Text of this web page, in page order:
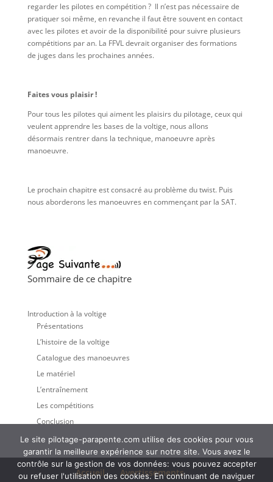
regarder les pilotes en compétition ? Il n’est pas nécessaire de
pratiquer soi même, en revanche il faut être souvent en contact
avec les pilotes et avoir de la disponibilité pour suivre plusieurs
compétitions par an. La FFVL devrait organiser des formations
de juges dans les prochaines années.
Faites vous plaisir !
Pour tous les pilotes qui aiment les plaisirs du pilotage, ceux qui
veulent apprendre les bases de la voltige, nous allons
désormais rentrer dans la technique, manoeuvre après
manoeuvre.
Le prochain chapitre est consacré au problème du twist. Puis
nous aborderons les manoeuvres en commençant par la SAT.
Sommaire de ce chapitre
Introduction à la voltige
Présentations
L’histoire de la voltige
Catalogue des manoeuvres
Le matériel
L’entraînement
Les compétitions
Conclusion
Accueil
Avertissements
Le site pilotage-parapente.com utilise des cookies pour vous
garantir la meilleure expérience sur notre site. Vous avez le
contrôle sur la gestion de vos données: vous pouvez accepter
ou refuser l'utilisation des cookies. En continuant de naviguer